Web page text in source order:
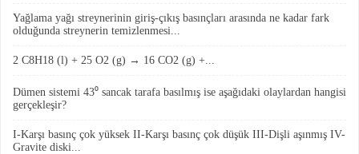
Yağlama yağı streynerinin giriş-çıkış basınçları arasında ne kadar fark
olduğunda streynerin temizlenmesi...
2 C8H18 (l) + 25 O2 (g) → 16 CO2 (g) +...
Dümen sistemi 43⁰ sancak tarafa basılmış ise aşağıdaki olaylardan hangisi
gerçekleşir?
I-Karşı basınç çok yüksek II-Karşı basınç çok düşük III-Dişli aşınmış IV-
Gravite diski...